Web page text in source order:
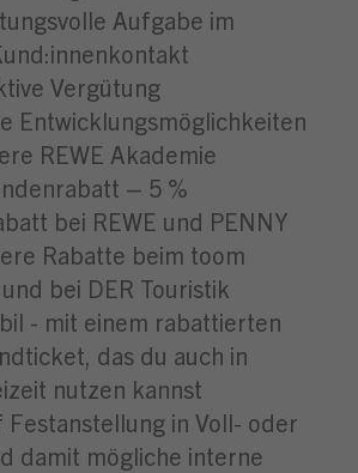
Aufgabe im
Vergütung
Entwicklungsmöglichkeiten
REWE Akademie
– 5 %
bei REWE und PENNY
Rabatte beim toom
bei DER Touristik
- mit einem rabattierten
das du auch in
nutzen kannst
Festanstellung in Voll- oder
damit mögliche interne